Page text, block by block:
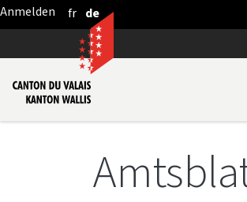
Zum Hauptinhalt springen
fr de